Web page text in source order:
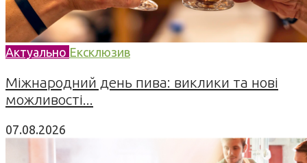
Актуально Ексклюзив
Міжнародний день пива: виклики та нові
можливості...
07.08.2026